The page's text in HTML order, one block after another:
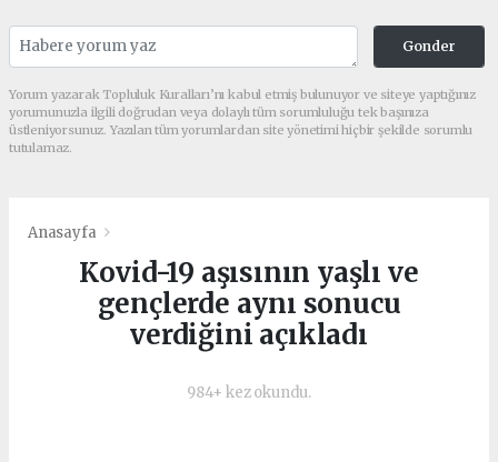
Gonder
Yorum yazarak Topluluk Kuralları’nı kabul etmiş bulunuyor ve siteye yaptığınız
yorumunuzla ilgili doğrudan veya dolaylı tüm sorumluluğu tek başınıza
üstleniyorsunuz. Yazılan tüm yorumlardan site yönetimi hiçbir şekilde sorumlu
tutulamaz.
Anasayfa
Kovid-19 aşısının yaşlı ve
gençlerde aynı sonucu
verdiğini açıkladı
984+ kez okundu.